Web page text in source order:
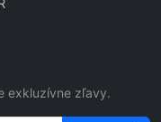
exkluzívne zľavy.